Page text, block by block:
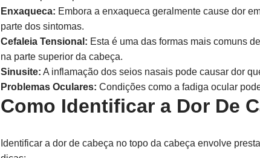
Enxaqueca: Embora a enxaqueca geralmente cause dor
parte dos sintomas.
Cefaleia Tensional: Esta é uma das formas mais comuns
na parte superior da cabeça.
Sinusite: A inflamação dos seios nasais pode causar dor
Problemas Oculares: Condições como a fadiga ocular
Como Identificar a Dor De
Identificar a dor de cabeça no topo da cabeça envolve